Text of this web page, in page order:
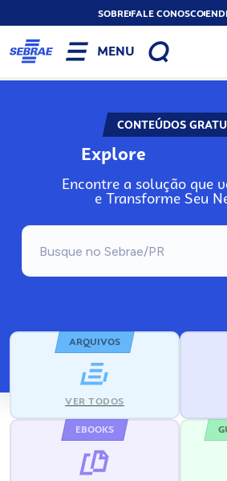
SOBREFALE CONOSCO
MENU
CONTEÚDOS
Explore
Encontre a solução que
e Transforme Seu
ARQUIVOS
VER TODOS
EBOOKS